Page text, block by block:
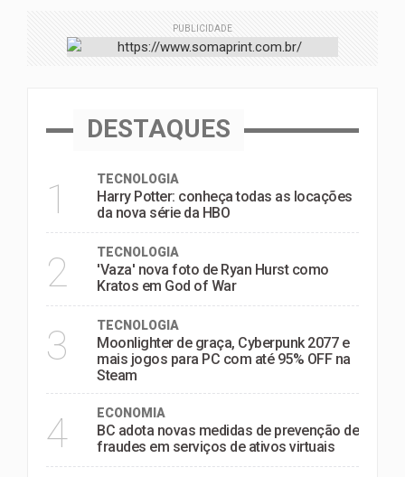
PUBLICIDADE
DESTAQUES
1 TECNOLOGIA
Harry Potter: conheça todas as locações
da nova série da HBO
2 TECNOLOGIA
'Vaza' nova foto de Ryan Hurst como
Kratos em God of War
3 TECNOLOGIA
Moonlighter de graça, Cyberpunk 2077 e
mais jogos para PC com até 95% OFF na
Steam
4 ECONOMIA
BC adota novas medidas de prevenção de
fraudes em serviços de ativos virtuais